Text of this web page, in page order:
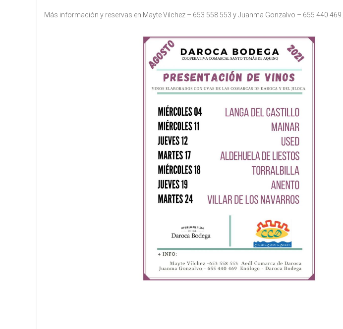
Más información y reservas en Mayte Vilchez – 653 558 553 y Juanma Gonzalvo – 655 440 469.